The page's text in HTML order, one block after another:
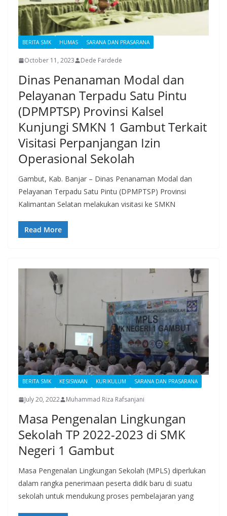
BERITA SMK HUMAS SARANA DAN PRASARANA
October 11, 2023 Dede Fardede
Dinas Penanaman Modal dan
Pelayanan Terpadu Satu Pintu
(DPMPTSP) Provinsi Kalsel
Kunjungi SMKN 1 Gambut Terkait
Visitasi Perpanjangan Izin
Operasional Sekolah
Gambut, Kab. Banjar – Dinas Penanaman Modal dan
Pelayanan Terpadu Satu Pintu (DPMPTSP) Provinsi
Kalimantan Selatan melakukan visitasi ke SMKN
Read More
BERITA SMK KESISWAAN KURIKULUM SARANA DAN PRASARANA
July 20, 2022 Muhammad Riza Rafsanjani
Masa Pengenalan Lingkungan
Sekolah TP 2022-2023 di SMK
Negeri 1 Gambut
Masa Pengenalan Lingkungan Sekolah (MPLS) diperlukan
dalam rangka penerimaan peserta didik baru di suatu
sekolah untuk mendukung proses pembelajaran yang